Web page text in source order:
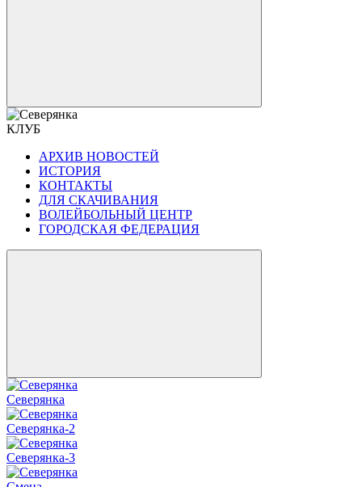
КЛУБ
АРХИВ НОВОСТЕЙ
ИСТОРИЯ
КОНТАКТЫ
ДЛЯ СКАЧИВАНИЯ
ВОЛЕЙБОЛЬНЫЙ ЦЕНТР
ГОРОДСКАЯ ФЕДЕРАЦИЯ
Северянка
Северянка-2
Северянка-3